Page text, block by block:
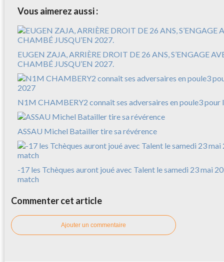
Vous aimerez aussi :
EUGEN ZAJA, ARRIÈRE DROIT DE 26 ANS, S’ENGAGE
CHAMBÉ JUSQU’EN 2027.
N1M CHAMBERY2 connaît ses adversaires en poule3 pour
ASSAU Michel Batailler tire sa révérence
-17 les Tchèques auront joué avec Talent le samedi 23 mai
match
Commenter cet article
Ajouter un commentaire